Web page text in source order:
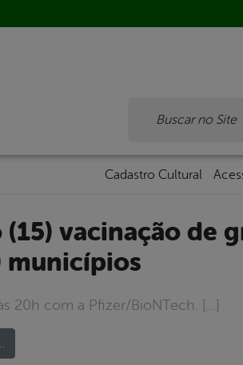
Cadastro Cultural
municípios
20h com a Pfizer/BioNTech. […]